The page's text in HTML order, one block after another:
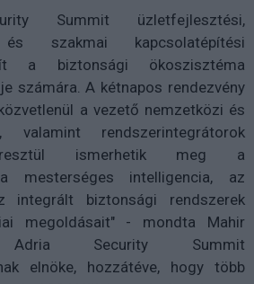
Summit üzletfejlesztési,
és szakmai kapcsolatépítési
a biztonsági ökoszisztéma
számára. A kétnapos rendezvény
a vezető nemzetközi és
valamint rendszerintegrátorok
ismerhetik meg a
mesterséges intelligencia, az
integrált biztonsági rendszerek
megoldásait" - mondta Mahir
Security Summit
elnöke, hozzátéve, hogy több